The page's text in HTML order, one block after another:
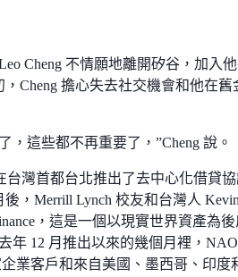
Cheng 不情願地離開矽谷，加入
Cheng 擔心失去社交機會和他在舊
，這些都不再重要了，”Cheng 說。
台灣首都台北推出了去中心化借貸
後，Merrill Lynch 校友和台灣人
，這是一個以現實世界資產為
年 12 月推出以來的幾個月裡，
業客戶和來自美國、墨西哥、印度